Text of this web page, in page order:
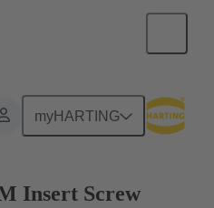
myHARTING
Insert Screw